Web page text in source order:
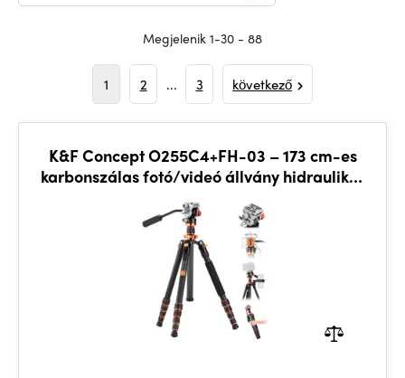
Megjelenik 1-30 - 88
1 2 ... 3 következő
K&F Concept O255C4+FH-03 – 173 cm-es
karbonszálas fotó/videó állvány hidraulikus
fejjel